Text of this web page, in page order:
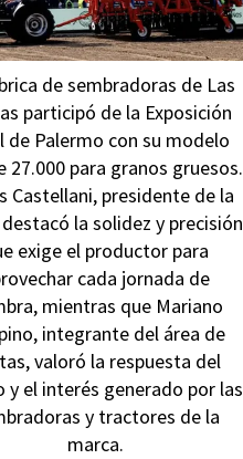
de sembradoras de Las
participó de la Exposición
de Palermo con su modelo
27.000 para granos gruesos.
Castellani, presidente de la
la solidez y precisión
exige el productor para
cada jornada de
mientras que Mariano
integrante del área de
valoró la respuesta del
y el interés generado por las
y tractores de la
marca.